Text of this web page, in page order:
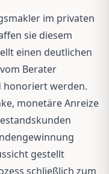
im privaten
sie diesem
einen deutlichen
Berater
honoriert werden.
monetäre Anreize
gestellt
schließlich zum